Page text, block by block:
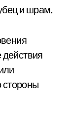
и шрам.
стороны